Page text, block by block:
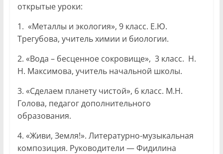
открытые уроки:
1. «Металлы и экология», 9 класс. Е.Ю.
Трегубова, учитель химии и биологии.
2. «Вода – бесценное сокровище», 3 класс. Н.
Н. Максимова, учитель начальной школы.
3. «Сделаем планету чистой», 6 класс. М.Н.
Голова, педагог дополнительного
образования.
4. «Живи, Земля!». Литературно-музыкальная
композиция. Руководители — Фидилина